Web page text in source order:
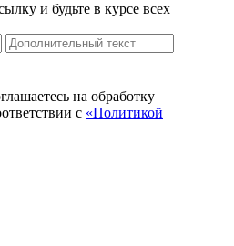
и будьте в курсе всех
на обработку
с «Политикой